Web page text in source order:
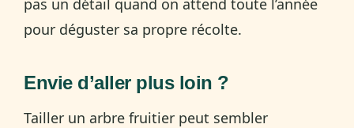
pour déguster sa propre récolte.
Envie d’aller plus loin ?
Tailler un arbre fruitier peut sembler